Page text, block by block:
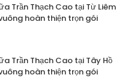
Trần Thạch Cao tại Từ Liêm
hoàn thiện trọn gói
Trần Thạch Cao tại Tây Hồ
hoàn thiện trọn gói